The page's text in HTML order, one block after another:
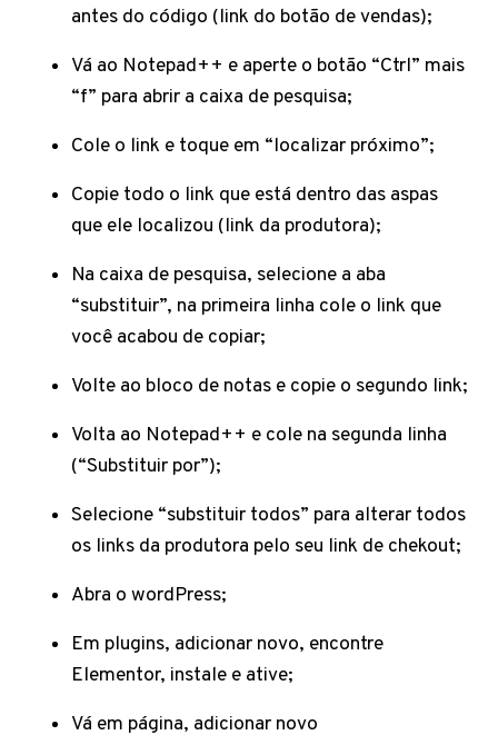
antes do código (link do botão de vendas);
Vá ao Notepad++ e aperte o botão “Ctrl” mais
“f” para abrir a caixa de pesquisa;
Cole o link e toque em “localizar próximo”;
Copie todo o link que está dentro das aspas
que ele localizou (link da produtora);
Na caixa de pesquisa, selecione a aba
“substituir”, na primeira linha cole o link que
você acabou de copiar;
Volte ao bloco de notas e copie o segundo link;
Volta ao Notepad++ e cole na segunda linha
(“Substituir por”);
Selecione “substituir todos” para alterar todos
os links da produtora pelo seu link de chekout;
Abra o wordPress;
Em plugins, adicionar novo, encontre
Elementor, instale e ative;
Vá em página, adicionar novo